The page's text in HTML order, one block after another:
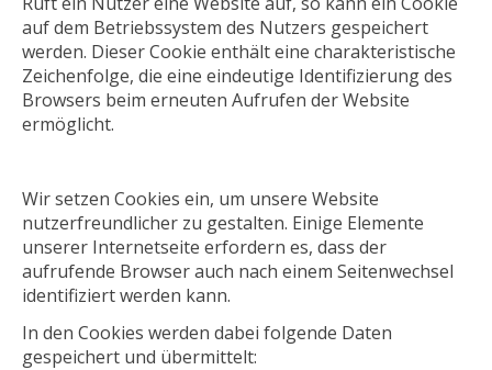
auf dem Betriebssystem des Nutzers gespeichert
werden. Dieser Cookie enthält eine charakteristische
Zeichenfolge, die eine eindeutige Identifizierung des
Browsers beim erneuten Aufrufen der Website
ermöglicht.
Wir setzen Cookies ein, um unsere Website
nutzerfreundlicher zu gestalten. Einige Elemente
unserer Internetseite erfordern es, dass der
aufrufende Browser auch nach einem Seitenwechsel
identifiziert werden kann.
In den Cookies werden dabei folgende Daten
gespeichert und übermittelt: